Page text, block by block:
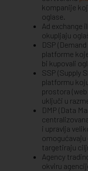
kompanije
oglase.
Ad exchange
okupljaju
DSP
platforme
bi kupovali
SSP (Supply
platformu
prostora
uključi u
DMP (Data
i upravlja
targetiraju
Agency
okviru